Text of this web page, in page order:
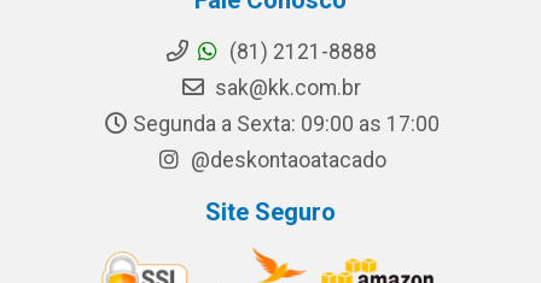
(81) 2121-8888
sak@kk.com.br
Segunda a Sexta: 09:00 as 17:00
@deskontaoatacado
Site Seguro